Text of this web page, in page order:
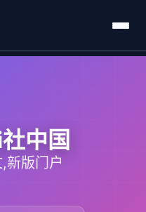
中国
新版门户